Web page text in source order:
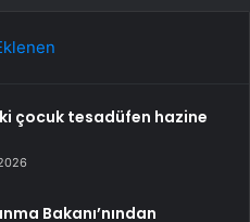
çocuk tesadüfen hazine
Bakanı’nından